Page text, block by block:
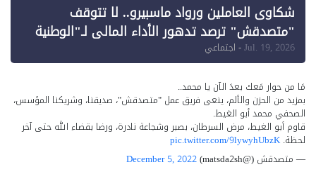
شكاوى العاملين ورواد ماسبيرو.. لا تتوقف
"متصدقش" ترصد تدهور الأداء المالي لـ"الوطنية
للإعلام"
Jul. 19, 2026- اجتماعي
مَا من حوار مَعك بعدَ الآن يا محمد..
بمزيد من الحزن والألم، ينعى فريق عمل "متصدقش"، صديقنا، وشريكنا المؤسس،
الصحفي محمد أبو الغيط.
قاوم أبو الغيط، مرض السرطان، بصبر وشجاعة نادرة، ورضا بقضاء الله حتى آخر
لحظة. pic.twitter.com/9lywyhUbzK
— متصدقش (@matsda2sh)
December 5, 2022